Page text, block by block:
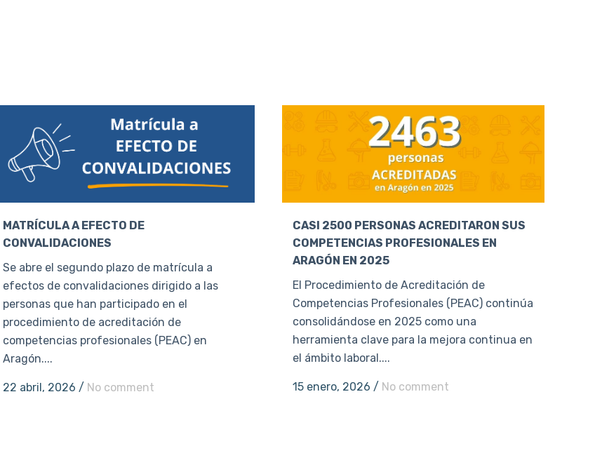
MATRÍCULA A EFECTO DE
CONVALIDACIONES
Se abre el segundo plazo de matrícula a
efectos de convalidaciones dirigido a las
personas que han participado en el
procedimiento de acreditación de
competencias profesionales (PEAC) en
Aragón....
22 abril, 2026 / No comment
CASI 2500 PERSONAS ACREDITARON SUS
COMPETENCIAS PROFESIONALES EN
ARAGÓN EN 2025
El Procedimiento de Acreditación de
Competencias Profesionales (PEAC) continúa
consolidándose en 2025 como una
herramienta clave para la mejora continua en
el ámbito laboral....
15 enero, 2026 / No comment